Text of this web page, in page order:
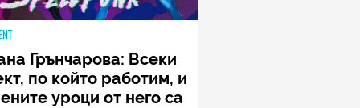
Грънчарова: Всеки
по който работим, и
уроци от него са